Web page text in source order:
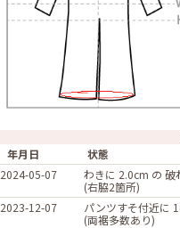
年月日 状態
2024-05-07
わきに 2.0cm の 破
(右脇2箇所)
2023-12-07
パンツすそ付近に
(両裾多数あり)